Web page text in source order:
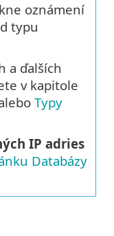
oznámení
typu
a ďalších
v kapitole
Typy
IP adries
Databázy